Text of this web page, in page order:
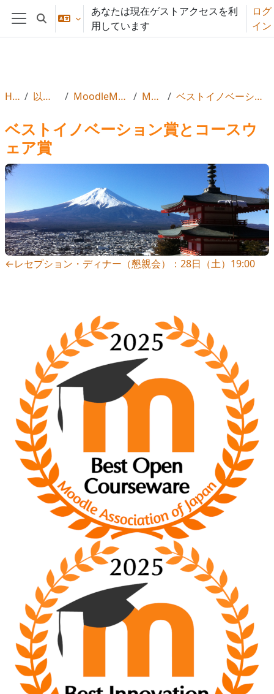
メインコンテンツへスキップする
サイドパネル
検索入力に切り替える
あなたは現在ゲストアクセスを利
用しています
ログ
イン
Home 以前のムート MoodleMoot Japan 2026 Moot2026 ベストイノベーション賞とコースウェア賞
ベストイノベーション賞とコースウ
ェア賞
セクションアウトライン
←レセプション・ディナー（懇親会）：28日（土）19:00